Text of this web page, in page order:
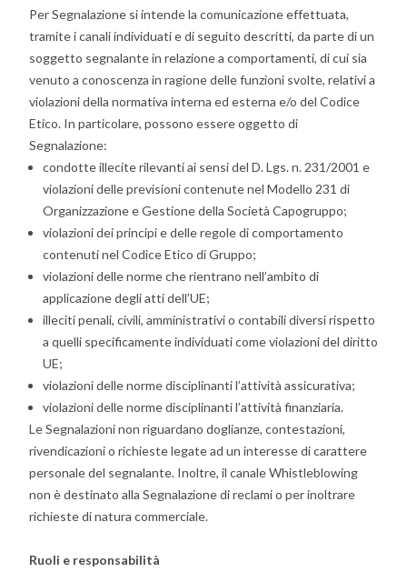
Per Segnalazione si intende la comunicazione effettuata,
tramite i canali individuati e di seguito descritti, da parte di un
soggetto segnalante in relazione a comportamenti, di cui sia
venuto a conoscenza in ragione delle funzioni svolte, relativi a
violazioni della normativa interna ed esterna e/o del Codice
Etico. In particolare, possono essere oggetto di
Segnalazione:
condotte illecite rilevanti ai sensi del D. Lgs. n. 231/2001 e
violazioni delle previsioni contenute nel Modello 231 di
Organizzazione e Gestione della Società Capogruppo;
violazioni dei principi e delle regole di comportamento
contenuti nel Codice Etico di Gruppo;
violazioni delle norme che rientrano nell’ambito di
applicazione degli atti dell’UE;
illeciti penali, civili, amministrativi o contabili diversi rispetto
a quelli specificamente individuati come violazioni del diritto
UE;
violazioni delle norme disciplinanti l’attività assicurativa;
violazioni delle norme disciplinanti l’attività finanziaria.
Le Segnalazioni non riguardano doglianze, contestazioni,
rivendicazioni o richieste legate ad un interesse di carattere
personale del segnalante. Inoltre, il canale Whistleblowing
non è destinato alla Segnalazione di reclami o per inoltrare
richieste di natura commerciale.
Ruoli e responsabilità